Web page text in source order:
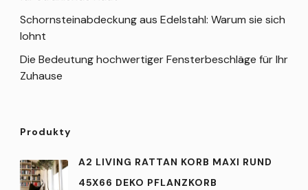
Schornsteinabdeckung aus Edelstahl: Warum sie sich
lohnt
Die Bedeutung hochwertiger Fensterbeschläge für Ihr
Zuhause
Produkty
A2 LIVING RATTAN KORB MAXI RUND
45X66 DEKO PFLANZKORB